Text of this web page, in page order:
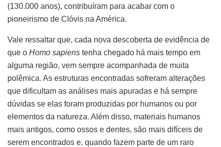
(130.000 anos), contribuíram para acabar com o
pioneirismo de Clóvis na América.
Vale ressaltar que, cada nova descoberta de evidência de
que o Homo sapiens tenha chegado há mais tempo em
alguma região, vem sempre acompanhada de muita
polêmica. As estruturas encontradas sofreram alterações
que dificultam as análises mais apuradas e há sempre
dúvidas se elas foram produzidas por humanos ou por
elementos da natureza. Além disso, materiais humanos
mais antigos, como ossos e dentes, são mais difíceis de
serem encontrados e, quando fazem parte de um raro